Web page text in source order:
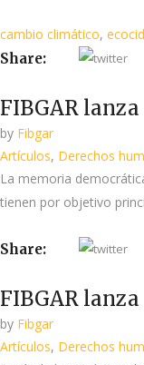
cambio climático,
Share:
FIBGAR
by Fibgar
Artículos, Derechos
La memoria
tienen por objetivo
Share:
FIBGAR
by Fibgar
Artículos, Derechos